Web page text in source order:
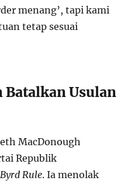
menang’, tapi kami
tetap sesuai
Batalkan Usulan
MacDonough
Republik
Byrd Rule. Ia menolak